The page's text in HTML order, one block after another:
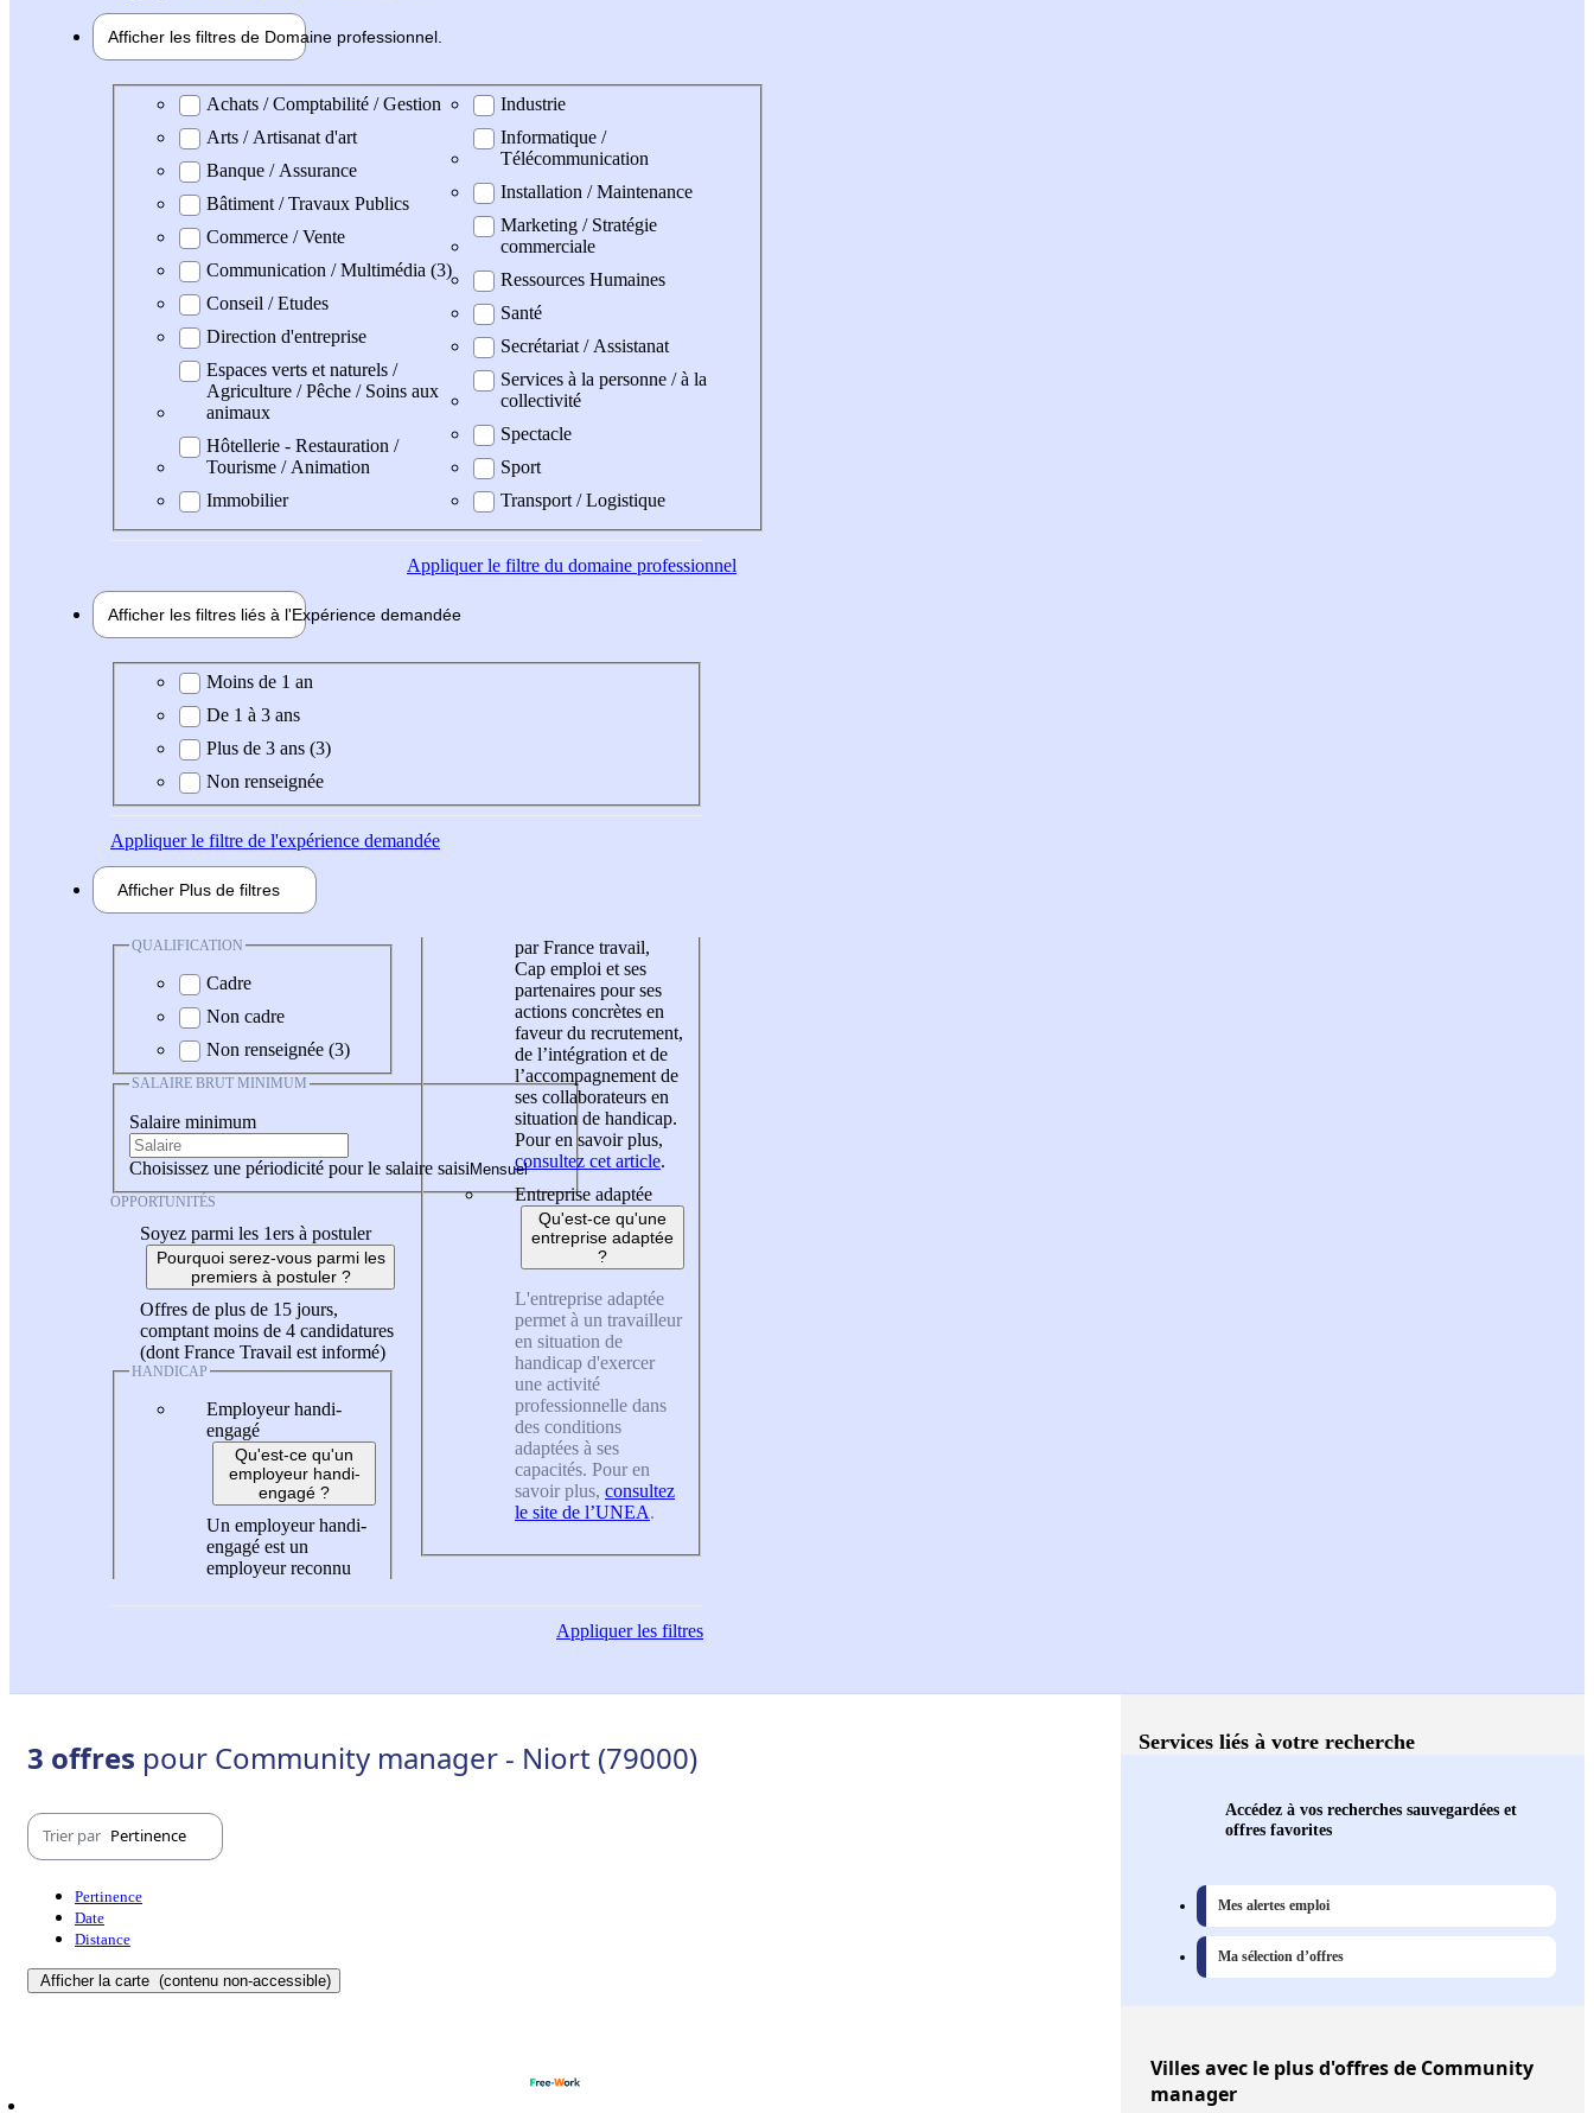
Afficher les filtres de Domaine professionnel
Domaine professionel
Achats / Comptabilité / Gestion
Arts / Artisanat d'art
Banque / Assurance
Bâtiment / Travaux Publics
Commerce / Vente
Communication / Multimédia (3)
Conseil / Etudes
Direction d'entreprise
Espaces verts et naturels /
Agriculture / Pêche / Soins aux
animaux
Hôtellerie - Restauration /
Tourisme / Animation
Immobilier
Industrie
Informatique /
Télécommunication
Installation / Maintenance
Marketing / Stratégie
commerciale
Ressources Humaines
Santé
Secrétariat / Assistanat
Services à la personne / à la
collectivité
Spectacle
Sport
Transport / Logistique
Appliquerle filtre du domaine professionnel
Afficher les filtres liés à l'Expérience demandée
Expérience demandée
Moins de 1 an
De 1 à 3 ans
Plus de 3 ans (3)
Non renseignée
Appliquerle filtre de l'expérience demandée
Afficher Plus de filtres
QUALIFICATION
Cadre
Non cadre
Non renseignée (3)
SALAIRE BRUT MINIMUM
Salaire minimum
Choisissez une périodicité pour le salaire saisi
OPPORTUNITÉS
Soyez parmi les 1ers à postuler
Pourquoi serez-vous parmi les
premiers à postuler ?
Offres de plus de 15 jours,
comptant moins de 4 candidatures
(dont France Travail est informé)
HANDICAP
Employeur handi-
engagé
Qu'est-ce qu'un
employeur handi-
engagé ?
Un employeur handi-
engagé est un
employeur reconnu
par France travail,
Cap emploi et ses
partenaires pour ses
actions concrètes en
faveur du recrutement,
de l’intégration et de
l’accompagnement de
ses collaborateurs en
situation de handicap.
Pour en savoir plus,
consultez cet article.
Entreprise adaptée
Qu'est-ce qu'une
entreprise adaptée
?
L'entreprise adaptée
permet à un travailleur
en situation de
handicap d'exercer
une activité
professionnelle dans
des conditions
adaptées à ses
capacités. Pour en
savoir plus, consultez
le site de l’UNEA.
Appliquerles filtres
3 offres pour Community manager - Niort (79000)
Trier par Pertinence
Pertinence
Date
Distance
Afficher la carte (contenu non-accessible)
Services liés à votre recherche
Accédez à vos recherches sauvegardées et
offres favorites
Mes alertes emploi
Ma sélection d’offres
Villesavec le plus d'offres de Community
manager